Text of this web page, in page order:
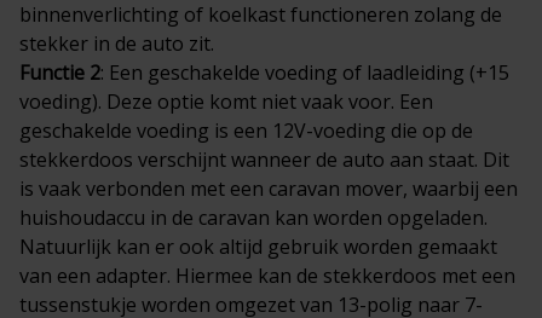
binnenverlichting of koelkast functioneren zolang de
stekker in de auto zit.
Functie 2: Een geschakelde voeding of laadleiding (+15
voeding). Deze optie komt niet vaak voor. Een
geschakelde voeding is een 12V-voeding die op de
stekkerdoos verschijnt wanneer de auto aan staat. Dit
is vaak verbonden met een caravan mover, waarbij een
huishoudaccu in de caravan kan worden opgeladen.
Natuurlijk kan er ook altijd gebruik worden gemaakt
van een adapter. Hiermee kan de stekkerdoos met een
tussenstukje worden omgezet van 13-polig naar 7-